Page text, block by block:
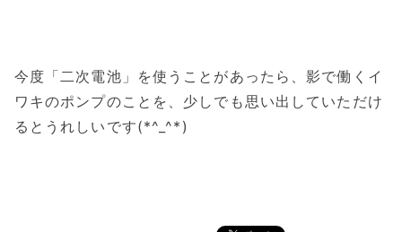
今度「二次電池」を使うことがあったら、影で働くイ
ワキのポンプのことを、少しでも思い出していただけ
るとうれしいです(*^_^*)